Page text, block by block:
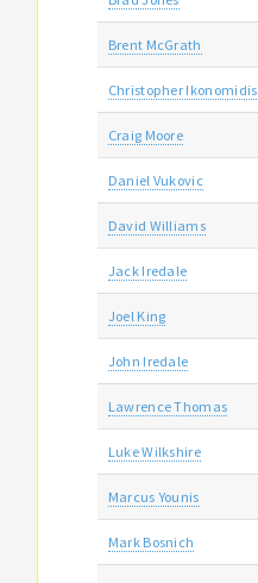
Brent McGrath
Christopher Ikonomidis
Craig Moore
Daniel Vukovic
David Williams
Jack Iredale
Joel King
John Iredale
Lawrence Thomas
Luke Wilkshire
Marcus Younis
Mark Bosnich